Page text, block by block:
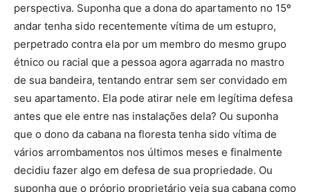
perspectiva. Suponha que a dona do apartamento no 15º
andar tenha sido recentemente vítima de um estupro,
perpetrado contra ela por um membro do mesmo grupo
étnico ou racial que a pessoa agora agarrada no mastro
de sua bandeira, tentando entrar sem ser convidado em
seu apartamento. Ela pode atirar nele em legítima defesa
antes que ele entre nas instalações dela? Ou suponha
que o dono da cabana na floresta tenha sido vítima de
vários arrombamentos nos últimos meses e finalmente
decidiu fazer algo em defesa de sua propriedade. Ou
suponha que o próprio proprietário veja sua cabana como